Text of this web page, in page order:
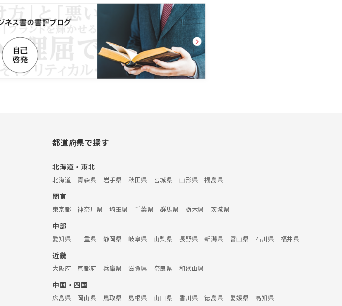
件まで、幅広く対応させていただきます。 継続的な
ご相談がある場合や、気になる事案を抱えておられ
る場合などは、弁護士顧問契約をいただくことが便
利でお得です。 普段からご相談に応じさせていただ
くことで、より的確な事案解決や紛争予防などに役
立ちます。 会社などの法人様向けプランはもちろ
ん、個人様向けのプランもご用意しておりますの
で、お気軽にお問い合わせください。 まずはお気軽
にお電話を。 お待ちしております！
都道府県で探す
北海道・東北
北海道 青森県 岩手県 秋田県 宮城県 山形県 福島県
関東
東京都 神奈川県 埼玉県 千葉県 群馬県 栃木県 茨城県
中部
愛知県 三重県 静岡県 岐阜県 山梨県 長野県 新潟県 富山県 石川県 福井県
近畿
大阪府 京都府 兵庫県 滋賀県 奈良県 和歌山県
中国・四国
広島県 岡山県 鳥取県 島根県 山口県 香川県 徳島県 愛媛県 高知県